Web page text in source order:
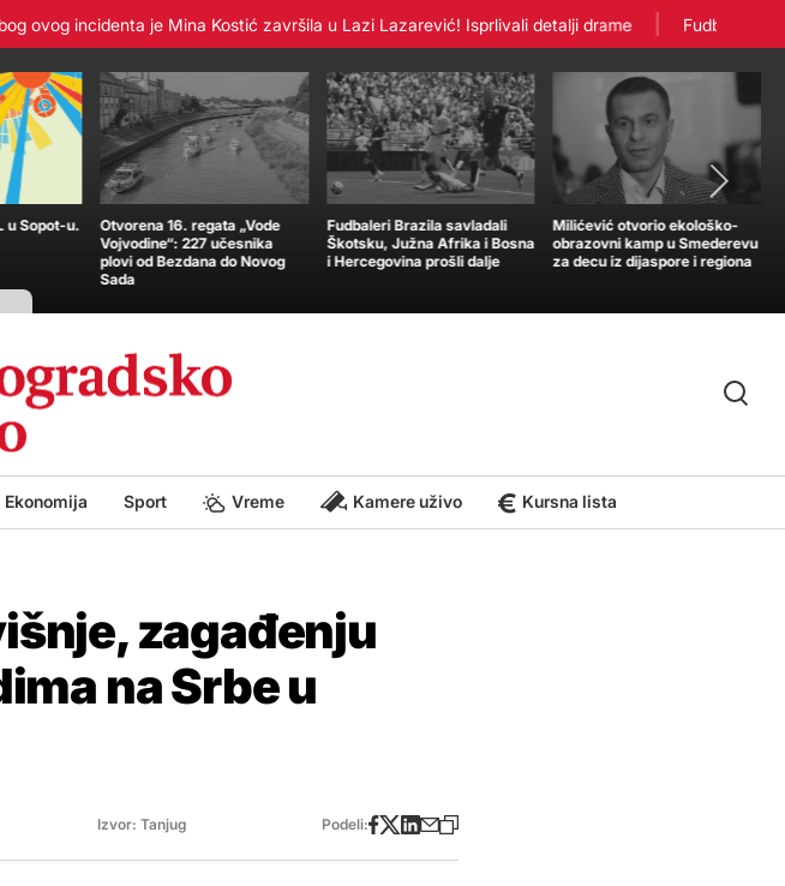
ovog incidenta je Mina Kostić završila u Lazi Lazarević! Isprlivali detalji drame Fudbaleri
u Sopot-u.
Otvorena 16. regata „Vode
Vojvodine“: 227 učesnika
plovi od Bezdana do Novog
Sada
Fudbaleri Brazila savladali
Škotsku, Južna Afrika i Bosna
i Hercegovina prošli dalje
Milićević otvorio ekološko-
obrazovni kamp u Smederevu
za decu iz dijaspore i regiona
Ekonomija Sport Vreme Kamere uživo Kursna lista
zagađenju
na Srbe u
Izvor: Tanjug Podeli: